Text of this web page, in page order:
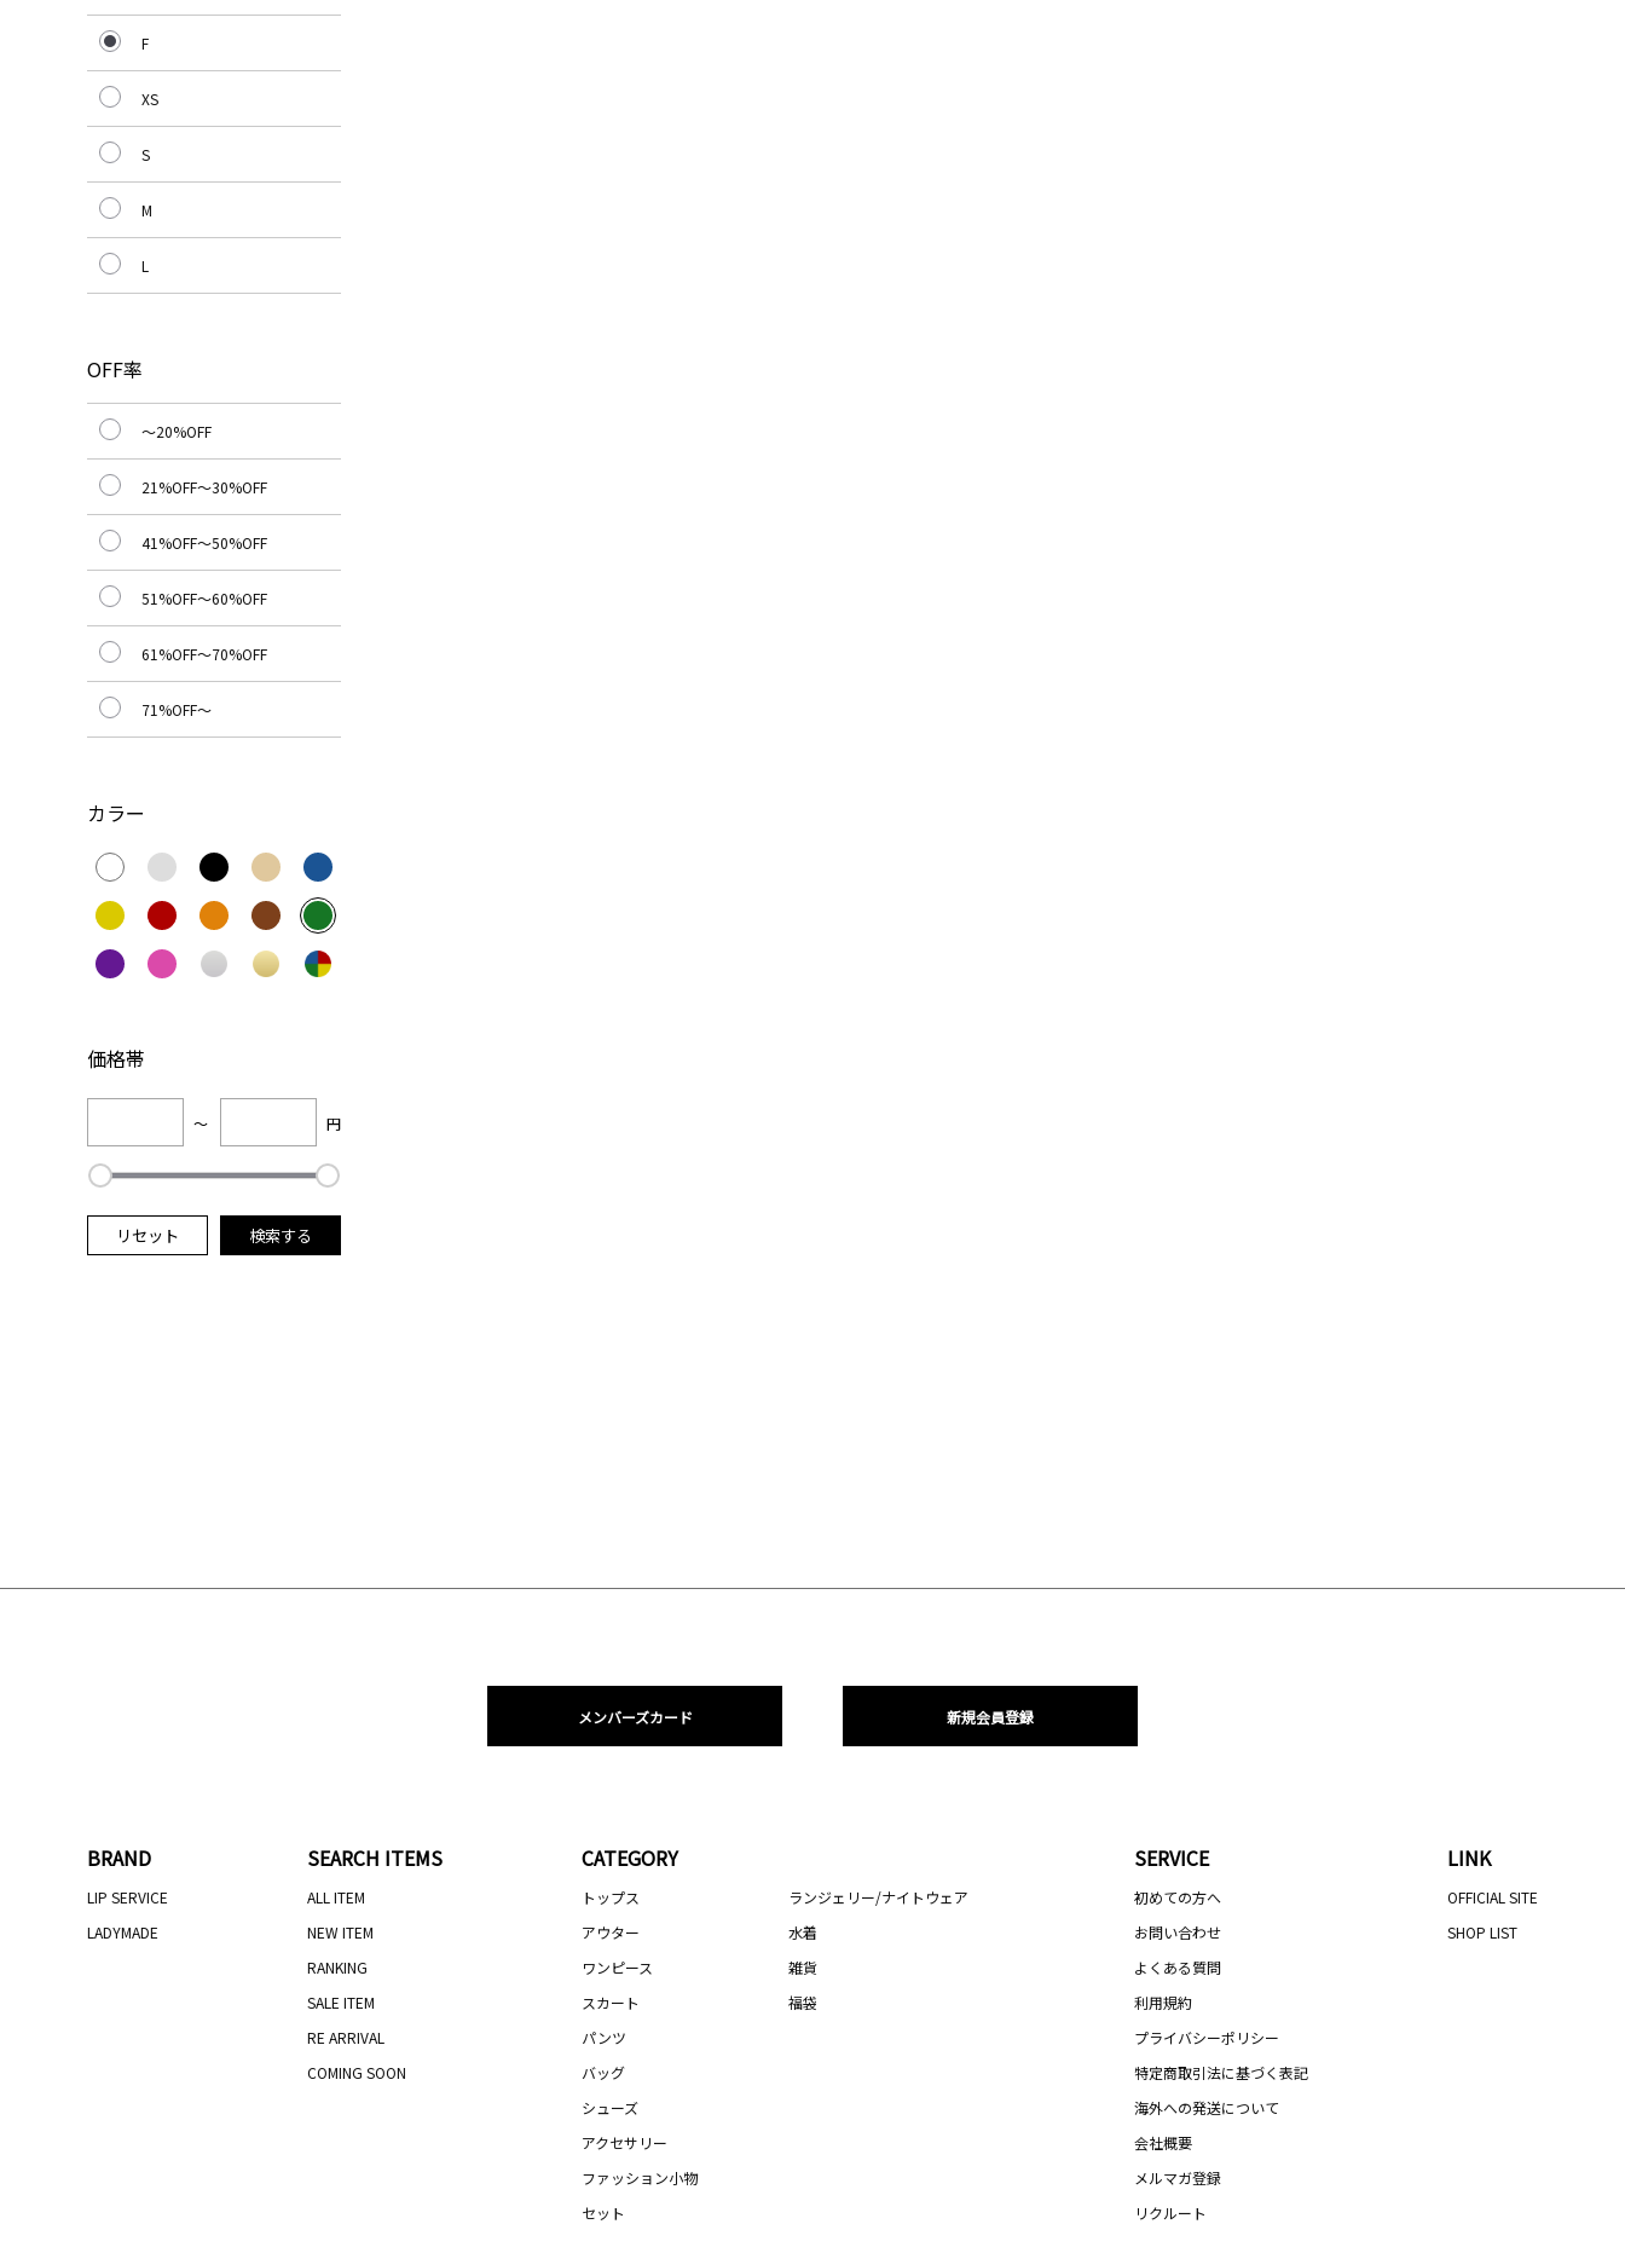
F
XS
S
M
L
OFF率
～20%OFF
21%OFF～30%OFF
41%OFF～50%OFF
51%OFF～60%OFF
61%OFF～70%OFF
71%OFF～
カラー
価格帯
～ 円
リセット 検索する
メンバーズカード 新規会員登録
BRAND
LIP SERVICE
LADYMADE
SEARCH ITEMS
ALL ITEM
NEW ITEM
RANKING
SALE ITEM
RE ARRIVAL
COMING SOON
CATEGORY
トップス
アウター
ワンピース
スカート
パンツ
バッグ
シューズ
アクセサリー
ファッション小物
セット
ランジェリー/ナイトウェア
水着
雑貨
福袋
SERVICE
初めての方へ
お問い合わせ
よくある質問
利用規約
プライバシーポリシー
特定商取引法に基づく表記
海外への発送について
会社概要
メルマガ登録
リクルート
LINK
OFFICIAL SITE
SHOP LIST